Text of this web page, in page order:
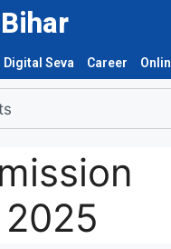
Digital Seva Career